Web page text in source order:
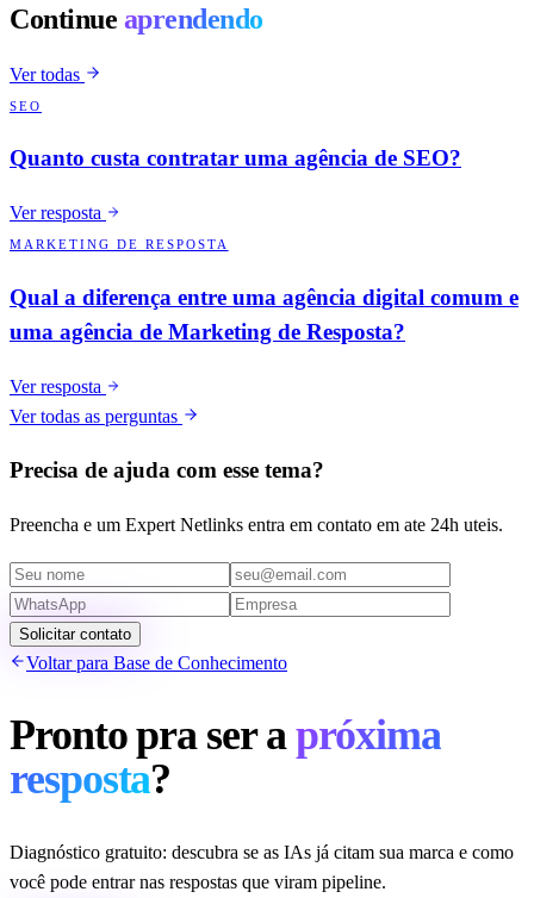
Continue aprendendo
Ver todas
SEO
Quanto custa contratar uma agência de SEO?
Ver resposta
MARKETING DE RESPOSTA
Qual a diferença entre uma agência digital comum e
uma agência de Marketing de Resposta?
Ver resposta
Ver todas as perguntas
Precisa de ajuda com esse tema?
Preencha e um Expert Netlinks entra em contato em ate 24h uteis.
Solicitar contato
Voltar para Base de Conhecimento
Pronto pra ser a próxima
resposta?
Diagnóstico gratuito: descubra se as IAs já citam sua marca e como
você pode entrar nas respostas que viram pipeline.